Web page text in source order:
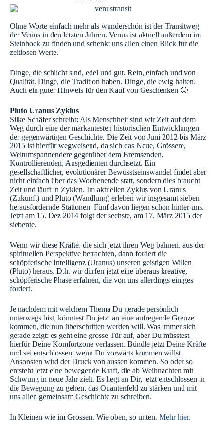
Ohne Worte einfach mehr als wunderschön ist der Transitweg
der Venus in den letzten Jahren. Venus ist aktuell außerdem im
Steinbock zu finden und schenkt uns allen einen Blick für die
zeitlosen Werte.
Dinge, die schlicht sind, edel und gut. Rein, einfach und von
Qualität. Dinge, die Tradition haben. Dinge, die ewig halten.
Auch ein guter Hinweis für den Kauf von Geschenken 🙂
Pluto Uranus Zyklus
Silke Schäfer schreibt: Als Menschheit sind wir Zeit auf dem
Weg durch eine der markantesten historischen Entwicklungen
der gegenwärtigen Geschichte. Die Zeit von Juni 2012 bis März
2015 ist hierfür wegweisend, da sich das Neue, Grössere,
Weltumspannendere gegenüber dem Bremsenden,
Kontrollierenden, Ausgedienten durchsetzt. Ein
gesellschaftlicher, evolutionärer Bewusstseinswandel findet aber
nicht einfach über das Wochenende statt, sondern dies braucht
Zeit und läuft in Zyklen. Im aktuellen Zyklus von Uranus
(Zukunft) und Pluto (Wandlung) erleben wir insgesamt sieben
herausfordernde Stationen. Fünf davon liegen schon hinter uns.
Jetzt am 15. Dez 2014 folgt der sechste, am 17. März 2015 der
siebente.
Wenn wir diese Kräfte, die sich jetzt ihren Weg bahnen, aus der
spirituellen Perspektive betrachten, dann fordert die
schöpferische Intelligenz (Uranus) unseren geistigen Willen
(Pluto) heraus. D.h. wir dürfen jetzt eine überaus kreative,
schöpferische Phase erfahren, die von uns allerdings einiges
fordert.
Je nachdem mit welchem Thema Du gerade persönlich
unterwegs bist, könntest Du jetzt an eine aufregende Grenze
kommen, die nun überschritten werden will. Was immer sich
gerade zeigt: es geht eine grosse Tür auf, aber Du müsstest
hierfür Deine Komfortzone verlassen. Bündle jetzt Deine Kräfte
und sei entschlossen, wenn Du vorwärts kommen willst.
Ansonsten wird der Druck von aussen kommen. So oder so
entsteht jetzt eine bewegende Kraft, die ab Weihnachten mit
Schwung in neue Jahr zielt. Es liegt an Dir, jetzt entschlossen in
die Bewegung zu gehen, das Quantenfeld zu stärken und mit
uns allen gemeinsam Geschichte zu schreiben.
In Kleinen wie im Grossen. Wie oben, so unten. Mehr hier.